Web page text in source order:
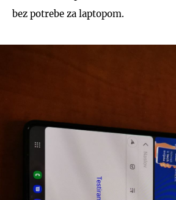
bez potrebe za laptopom.